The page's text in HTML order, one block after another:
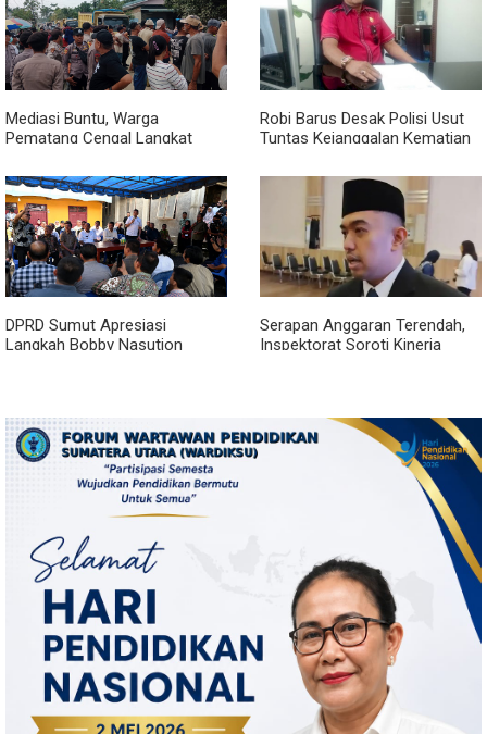
Mediasi Buntu, Warga
Pematang Cengal Langkat
Robi Barus Desak Polisi Usut
Tuntas Kejanggalan Kematian
Minta Otopsi Ulang
DPRD Sumut Apresiasi
Langkah Bobby Nasution
Serapan Anggaran Terendah,
Inspektorat Soroti Kinerja